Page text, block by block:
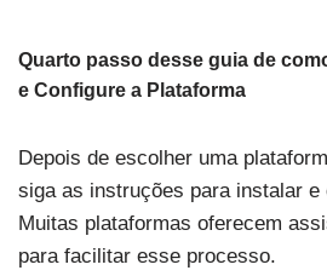
Quarto passo desse guia de
e Configure a Plataforma
Depois de escolher uma
siga as instruções para instalar
Muitas plataformas oferecem
para facilitar esse processo.